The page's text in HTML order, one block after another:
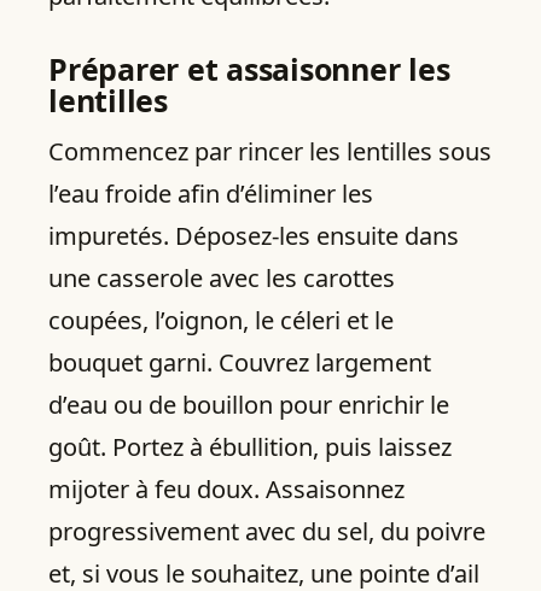
Préparer et assaisonner les
lentilles
Commencez par rincer les lentilles sous
l’eau froide afin d’éliminer les
impuretés. Déposez-les ensuite dans
une casserole avec les carottes
coupées, l’oignon, le céleri et le
bouquet garni. Couvrez largement
d’eau ou de bouillon pour enrichir le
goût. Portez à ébullition, puis laissez
mijoter à feu doux. Assaisonnez
progressivement avec du sel, du poivre
et, si vous le souhaitez, une pointe d’ail